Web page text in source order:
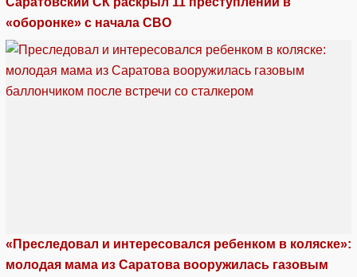
«оборонке» с начала СВО
«Преследовал и интересовался ребенком в коляске»:
молодая мама из Саратова вооружилась газовым